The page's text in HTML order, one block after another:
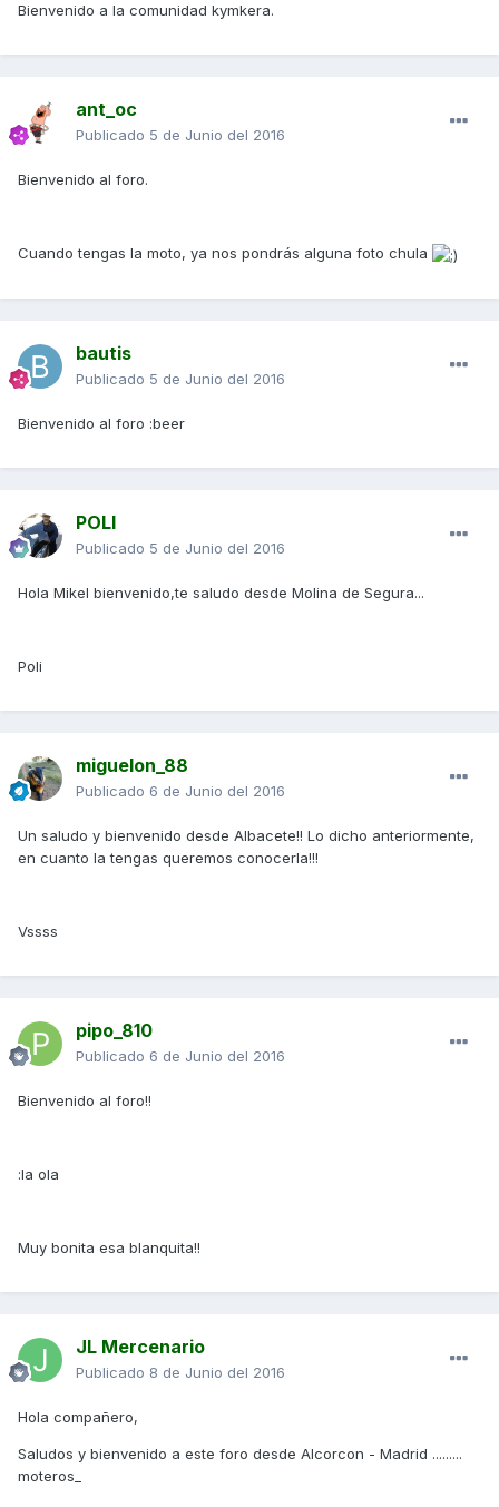
Bienvenido a la comunidad kymkera.
ant_oc
Publicado 5 de Junio del 2016
Bienvenido al foro.
Cuando tengas la moto, ya nos pondrás alguna foto chula
bautis
Publicado 5 de Junio del 2016
Bienvenido al foro :beer
POLI
Publicado 5 de Junio del 2016
Hola Mikel bienvenido,te saludo desde Molina de Segura...
Poli
miguelon_88
Publicado 6 de Junio del 2016
Un saludo y bienvenido desde Albacete!! Lo dicho anteriormente,
en cuanto la tengas queremos conocerla!!!
Vssss
pipo_810
Publicado 6 de Junio del 2016
Bienvenido al foro!!
:la ola
Muy bonita esa blanquita!!
JL Mercenario
Publicado 8 de Junio del 2016
Hola compañero,
Saludos y bienvenido a este foro desde Alcorcon - Madrid .........
moteros_